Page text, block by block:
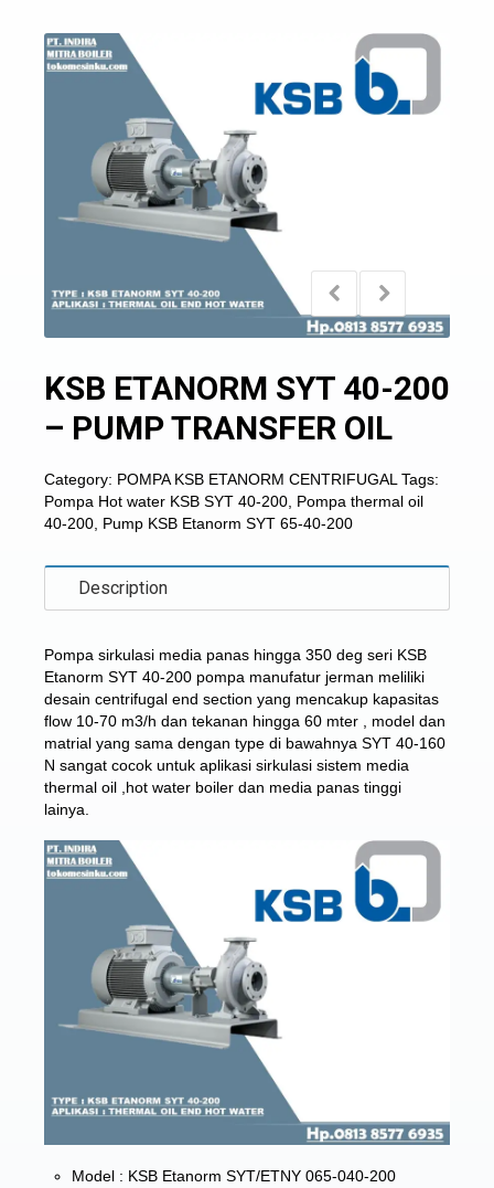
KSB ETANORM SYT 40-200
– PUMP TRANSFER OIL
Category: POMPA KSB ETANORM CENTRIFUGAL Tags:
Pompa Hot water KSB SYT 40-200 Pompa thermal oil
40-200 Pump KSB Etanorm SYT 65-40-200
Description
Pompa sirkulasi media panas hingga 350 deg seri KSB
Etanorm SYT 40-200 pompa manufatur jerman meliliki
desain centrifugal end section yang mencakup kapasitas
flow 10-70 m3/h dan tekanan hingga 60 mter , model dan
matrial yang sama dengan type di bawahnya SYT 40-160
N sangat cocok untuk aplikasi sirkulasi sistem media
thermal oil ,hot water boiler dan media panas tinggi
lainya.
Model : KSB Etanorm SYT/ETNY 065-040-200